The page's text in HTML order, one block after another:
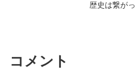
歴史は繋が
コメント